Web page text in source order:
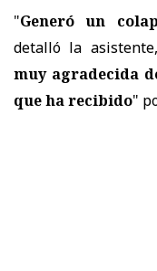
"Generó un
detalló la
muy agradecida
que ha recibido"